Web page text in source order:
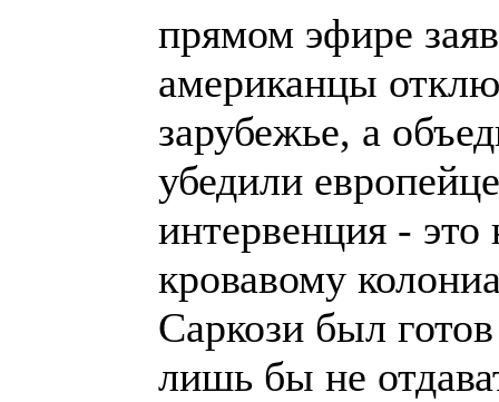
прямом эфире
американцы
зарубежье, а
убедили
интервенция -
кровавому
Саркози был
лишь бы не